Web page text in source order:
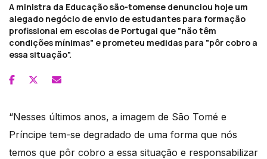
A ministra da Educação são-tomense denunciou hoje um
alegado negócio de envio de estudantes para formação
profissional em escolas de Portugal que "não têm
condições mínimas" e prometeu medidas para "pôr cobro a
essa situação".
“Nesses últimos anos, a imagem de São Tomé e
Príncipe tem-se degradado de uma forma que nós
temos que pôr cobro a essa situação e responsabilizar